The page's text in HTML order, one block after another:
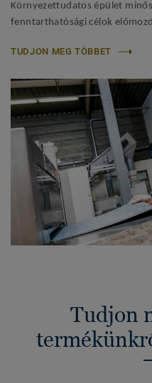
Környezettudatos épület
fenntarthatósági célok
TUDJON MEG TÖBBET
Tudjon